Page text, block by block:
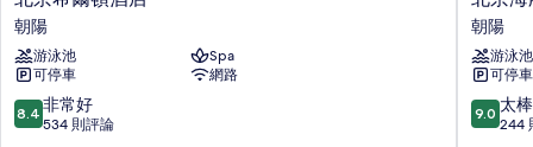
京
希
爾
頓
酒
店
朝陽
游泳池
Spa
可停車
網路
8.4
分，
8.4 非常好
534 則評論
京
海
航
大
廈
萬
朝陽
游泳池
可停車
9.0
分，
9.0 太
244